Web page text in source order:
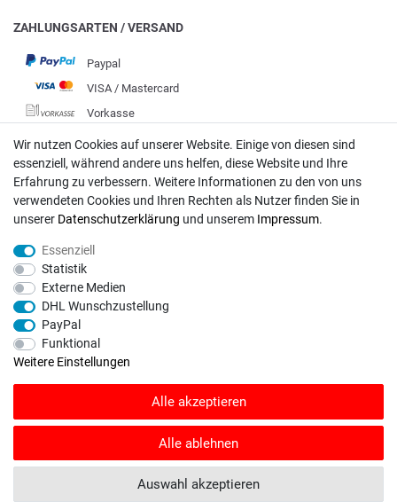
ZAHLUNGSARTEN / VERSAND
Paypal
VISA / Mastercard
Vorkasse
DHL
Deutsche Post
Bei Fragen wenden Sie sich direkt an unser Service-Team.
info@rasentraktoren-motoren.de
MA-Versand GmbH, 53925 Kall, In der Laach 1-3
SHOPVOTE Bewertungen. SHOPVOTE setzt automatische und manuelle
© Copyright 2026 | Alle Rechte vorbehalten. - Rasentraktoren-Motoren | Realisation
Wir nutzen Cookies auf unserer Website. Einige von diesen sind
essenziell, während andere uns helfen, diese Website und Ihre
Erfahrung zu verbessern. Weitere Informationen zu den von uns
verwendeten Cookies und Ihren Rechten als Nutzer finden Sie in
unserer Daten­schutz­erklärung und unserem Impressum.
Essenziell
Statistik
Externe Medien
DHL Wunschzustellung
PayPal
Funktional
Weitere Einstellungen
Alle akzeptieren
Alle ablehnen
Auswahl akzeptieren